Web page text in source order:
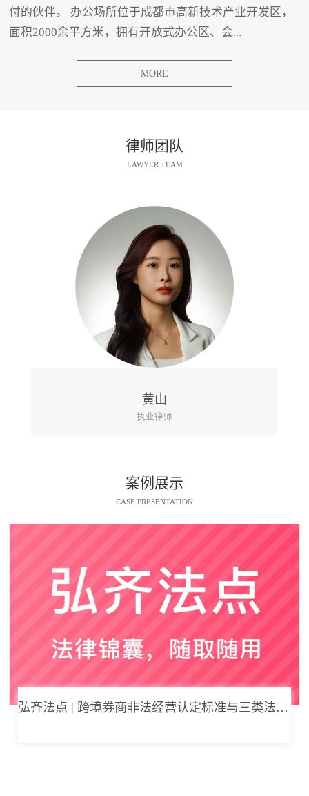
付的伙伴。 办公场所位于成都市高新技术产业开发区，
面积2000余平方米，拥有开放式办公区、会...
MORE
律师团队
LAWYER TEAM
黄山
执业律师
案例展示
CASE PRESENTATION
弘齐法点 | 跨境券商非法经营认定标准与三类法律风险边界